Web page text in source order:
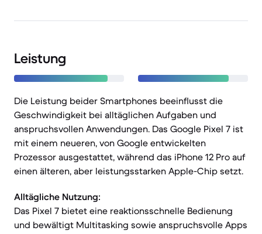
Leistung
Die Leistung beider Smartphones beeinflusst die
Geschwindigkeit bei alltäglichen Aufgaben und
anspruchsvollen Anwendungen. Das Google Pixel 7 ist
mit einem neueren, von Google entwickelten
Prozessor ausgestattet, während das iPhone 12 Pro auf
einen älteren, aber leistungsstarken Apple-Chip setzt.
Alltägliche Nutzung:
Das Pixel 7 bietet eine reaktionsschnelle Bedienung
und bewältigt Multitasking sowie anspruchsvolle Apps